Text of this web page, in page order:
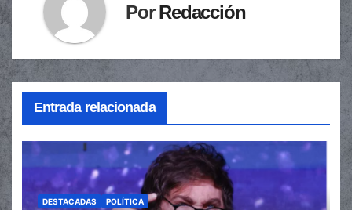
PorRedacción
Entrada relacionada
DESTACADAS POLÍTICA